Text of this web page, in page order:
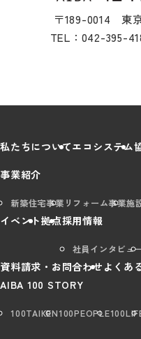
〒189-0014 東
TEL：042-395-
私たちについてエコシステム
事業紹介
新築住宅事業 リフォーム事業施
イベント拠点採用情報
社員インタビュ
資料請求・お問合わせ よくあ
AIBA 100 STORY
100TAIKEN100PEOPLE